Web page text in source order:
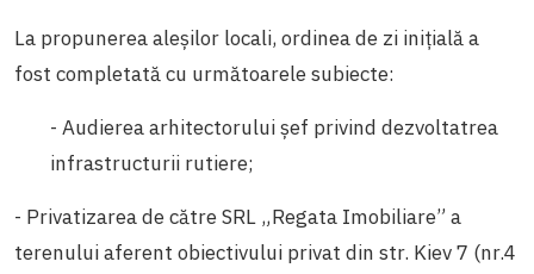
La propunerea aleșilor locali, ordinea de zi inițială a
fost completată cu următoarele subiecte:
- Audierea arhitectorului șef privind dezvoltatrea
infrastructurii rutiere;
- Privatizarea de către SRL „Regata Imobiliare” a
terenului aferent obiectivului privat din str. Kiev 7 (nr.4